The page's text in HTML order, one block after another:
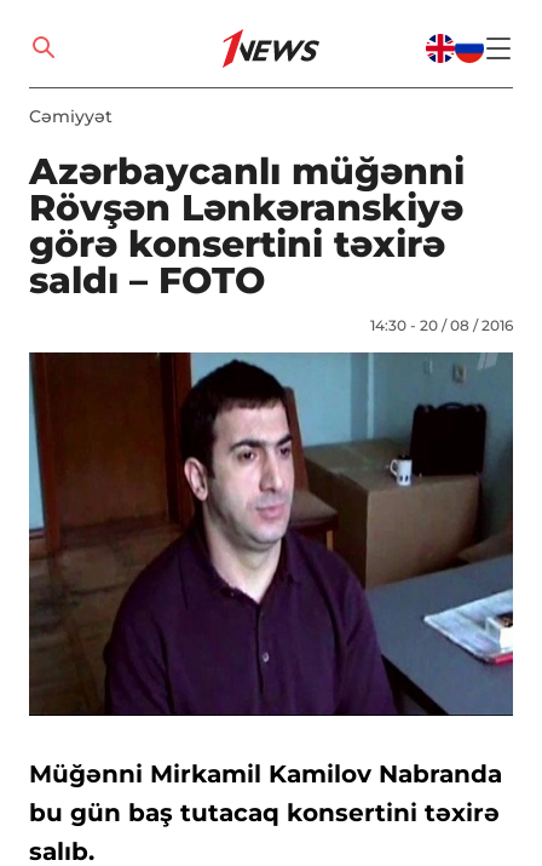
Cəmiyyət
Azərbaycanlı müğənni
Rövşən Lənkəranskiyə
görə konsertini təxirə
saldı – FOTO
14:30 - 20 / 08 / 2016
Müğənni Mirkamil Kamilov Nabranda
bu gün baş tutacaq konsertini təxirə
salıb.